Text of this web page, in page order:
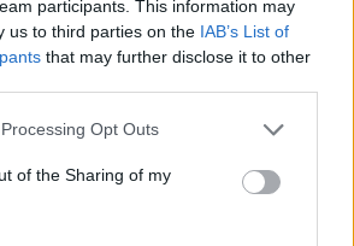
participants. This information may
us to third parties on the IAB’s List of
that may further disclose it to other
Opt Outs
of the Sharing of my
Ακολουθήστε το OLAFAQ
στο Google News